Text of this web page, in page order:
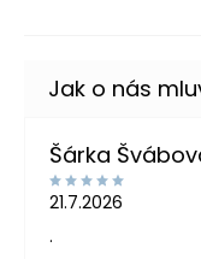
Šárka
21.7.2026
.